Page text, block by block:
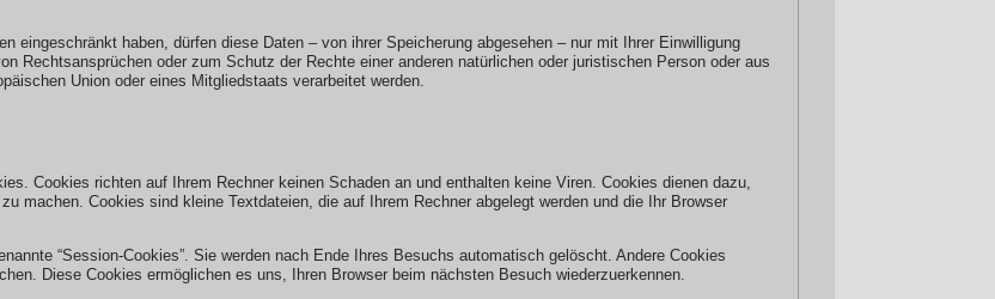
eingeschränkt haben, dürfen diese Daten – von ihrer Speicherung abgesehen – nur mit Ihrer Einwilligung
Rechtsansprüchen oder zum Schutz der Rechte einer anderen natürlichen oder juristischen Person oder aus
Union oder eines Mitgliedstaats verarbeitet werden.
Cookies richten auf Ihrem Rechner keinen Schaden an und enthalten keine Viren. Cookies dienen dazu,
machen. Cookies sind kleine Textdateien, die auf Ihrem Rechner abgelegt werden und die Ihr Browser
“Session-Cookies”. Sie werden nach Ende Ihres Besuchs automatisch gelöscht. Andere Cookies
Diese Cookies ermöglichen es uns, Ihren Browser beim nächsten Besuch wiederzuerkennen.